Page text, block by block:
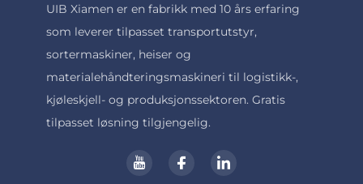
UIB Xiamen er en fabrikk med 10 års erfaring
som leverer tilpasset transportutstyr,
sortermaskiner, heiser og
materialehåndteringsmaskineri til logistikk-,
kjøleskjell- og produksjonssektoren. Gratis
tilpasset løsning tilgjengelig.